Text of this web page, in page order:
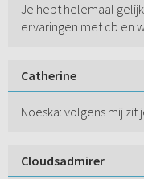
Je hebt helemaal
ervaringen met cb en
Catherine
Noeska: volgens mij
Cloudsadmirer